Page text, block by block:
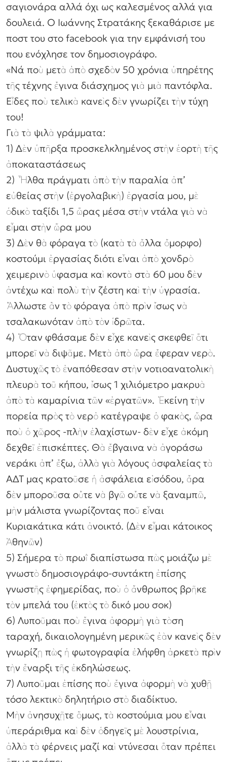
σαγιονάρα αλλά όχι ως καλεσμένος αλλά για
δουλειά. Ο Ιωάννης Στρατάκης ξεκαθάρισε με
ποστ του στο facebook για την εμφάνισή του
που ενόχλησε τον δημοσιογράφο.
«Νά ποὺ μετὰ ἀπὸ σχεδὸν 50 χρόνια ὑπηρέτης
τῆς τέχνης ἔγινα διάσχημος γιὰ μιὰ παντόφλα.
Εἶδες ποὺ τελικὰ κανεὶς δὲν γνωρίζει τὴν τύχη
του!
Γιὰ τὰ ψιλὰ γράμματα:
1) Δὲν ὑπῆρξα προσκελκλημένος στὴν ἑορτὴ τῆς
ἀποκαταστάσεως
2) Ἦλθα πράγματι ἀπὸ τὴν παραλία ἀπ’
εὐθείας στὴν (ἐργολαβικὴ) ἐργασία μου, μὲ
ὁδικὸ ταξίδι 1,5 ὥρας μέσα στὴν ντάλα γιὰ νὰ
εἶμαι στὴν ὥρα μου
3) Δὲν θὰ φόραγα τὸ (κατὰ τὰ ἄλλα ὄμορφο)
κοστούμι ἐργασίας διότι εἶναι ἀπὸ χονδρὸ
χειμερινὸ ὑφασμα καὶ κοντὰ στὰ 60 μου δὲν
ἀντέχω καὶ πολὺ τὴν ζέστη καὶ τὴν ὑγρασία.
Ἄλλωστε ἂν τὸ φόραγα ἀπὸ πρὶν ἴσως νὰ
τσαλακωνόταν ἀπὸ τὸν ἱδρῶτα.
4) Ὅταν φθάσαμε δὲν εἶχε κανεὶς σκεφθεῖ ὅτι
μπορεῖ νὰ διψᾶμε. Μετὰ ἀπὸ ὥρα ἔφεραν νερὸ.
Δυστυχῶς τὸ ἐναπόθεσαν στὴν νοτιοανατολικὴ
πλευρὰ τοῦ κήπου, ἴσως 1 χιλιόμετρο μακρυὰ
ἀπὸ τὰ καμαρίνια τῶν «ἐργατῶν». Ἐκείνη τὴν
πορεία πρὸς τὸ νερὀ κατέγραψε ὁ φακὸς, ὥρα
ποὺ ὁ χῶρος -πλὴν ἐλαχίστων- δὲν εἶχε ἀκόμη
δεχθεῖ ἐπισκέπτες. Θὰ ἔβγαινα νὰ ἀγοράσω
νεράκι ἀπ’ ἔξω, ἀλλὰ γιὰ λόγους ἀσφαλείας τὰ
ΑΔΤ μας κρατοῦσε ἡ ἀσφάλεια εἰσόδου, ἄρα
δὲν μποροῦσα οὔτε νὰ βγῶ οὔτε νὰ ξαναμπῶ,
μὴν μάλιστα γνωρίζοντας ποῦ εἶναι
Κυριακάτικα κάτι ἀνοικτό. (Δὲν εἶμαι κάτοικος
Ἀθηνῶν)
5) Σήμερα τὸ πρωῒ διαπίστωσα πὼς μοιάζω μὲ
γνωστὸ δημοσιογράφο-συντάκτη ἐπίσης
γνωστῆς ἐφημερίδας, ποὺ ὁ ἄνθρωπος βρῆκε
τὸν μπελά του (ἐκτὸς τὸ δικό μου σοκ)
6) Λυποῦμαι ποὺ ἔγινα ἀφορμὴ γιὰ τὸση
ταραχή, δικαιολογημένη μερικῶς ἐὰν κανεὶς δὲν
γνωρίζῃ πὼς ἡ φωτογραφία ἐλήφθη ἀρκετὰ πρὶν
τὴν ἔναρξι τῆς ἐκδηλώσεως.
7) Λυποῦμαι ἐπίσης ποὺ ἔγινα ἀφορμὴ νὰ χυθῇ
τόσο λεκτικὸ δηλητήριο στὸ διαδίκτυο.
Μὴν ἀνησυχῇτε ὅμως, τὰ κοστούμια μου εἶναι
ὑπεράριθμα καὶ δὲν ὁδηγεῖς μὲ λουστρίνια,
ἀλλὰ τὰ φέρνεις μαζί καὶ ντύνεσαι ὅταν πρέπει